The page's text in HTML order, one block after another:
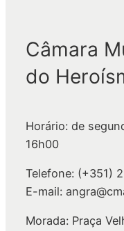
uCâmara
do
Horário: de
16h00
Telefone: (+351)
E-mail:
Morada: Praça